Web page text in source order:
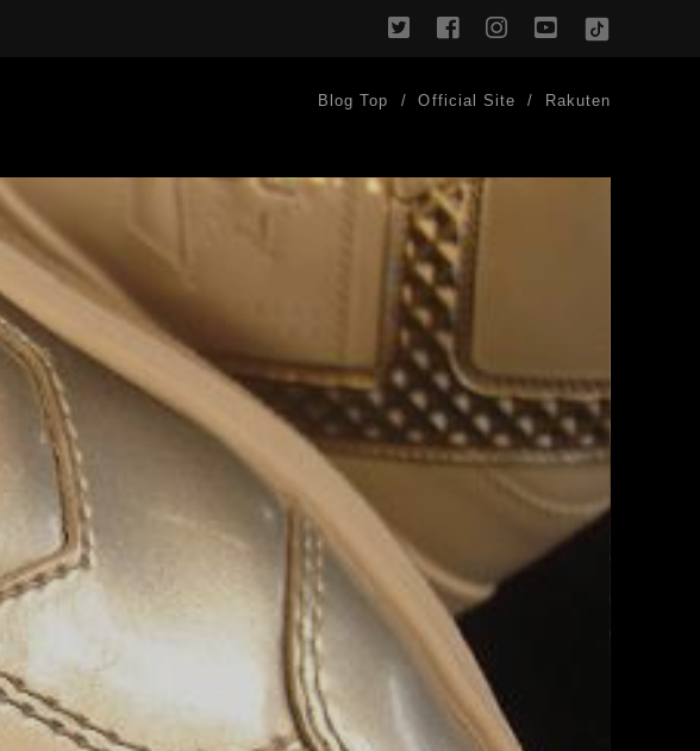
twitterfacebookinstagram
youtube
TikTok
Blog Top Official Site Rakuten